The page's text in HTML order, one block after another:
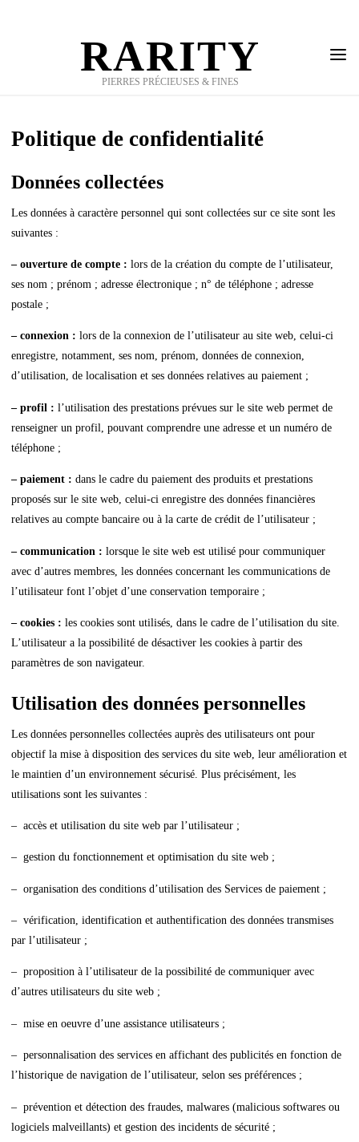
RARITY
PIERRES PRÉCIEUSES & FINES
Politique de confidentialité
Données collectées
Les données à caractère personnel qui sont collectées sur ce site sont les
suivantes :
– ouverture de compte :lors de la création du compte de l’utilisateur,
ses nom ; prénom ; adresse électronique ; n° de téléphone ; adresse
postale ;
– connexion :lors de la connexion de l’utilisateur au site web, celui-ci
enregistre, notamment, ses nom, prénom, données de connexion,
d’utilisation, de localisation et ses données relatives au paiement ;
– profil :l’utilisation des prestations prévues sur le site web permet de
renseigner un profil, pouvant comprendre une adresse et un numéro de
téléphone ;
– paiement :dans le cadre du paiement des produits et prestations
proposés sur le site web, celui-ci enregistre des données financières
relatives au compte bancaire ou à la carte de crédit de l’utilisateur ;
– communication :lorsque le site web est utilisé pour communiquer
avec d’autres membres, les données concernant les communications de
l’utilisateur font l’objet d’une conservation temporaire ;
– cookies : les cookies sont utilisés, dans le cadre de l’utilisation du site.
L’utilisateur a la possibilité de désactiver les cookies à partir des
paramètres de son navigateur.
Utilisation des données personnelles
Les données personnelles collectées auprès des utilisateurs ont pour
objectif la mise à disposition des services du site web, leur amélioration et
le maintien d’un environnement sécurisé. Plus précisément, les
utilisations sont les suivantes :
– accès et utilisation du site web par l’utilisateur ;
– gestion du fonctionnement et optimisation du site web ;
– organisation des conditions d’utilisation des Services de paiement ;
– vérification, identification et authentification des données transmises
par l’utilisateur ;
– proposition à l’utilisateur de la possibilité de communiquer avec
d’autres utilisateurs du site web ;
– mise en oeuvre d’une assistance utilisateurs ;
– personnalisation des services en affichant des publicités en fonction de
l’historique de navigation de l’utilisateur, selon ses préférences ;
– prévention et détection des fraudes, malwares (malicious softwares ou
logiciels malveillants) et gestion des incidents de sécurité ;